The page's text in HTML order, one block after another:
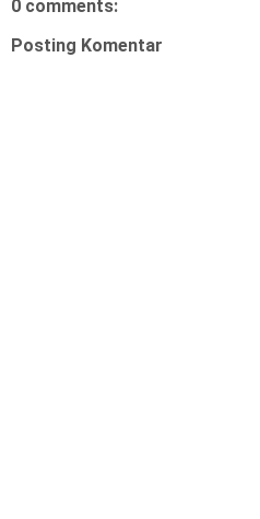
0 comments:
Posting Komentar